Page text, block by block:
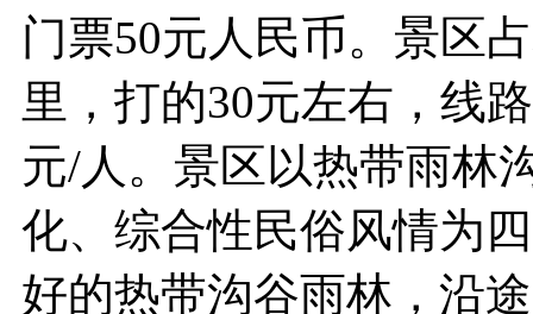
门票50元人民币。景区
里，打的30元左右，线
元/人。景区以热带雨林
化、综合性民俗风情为
好的热带沟谷雨林，沿